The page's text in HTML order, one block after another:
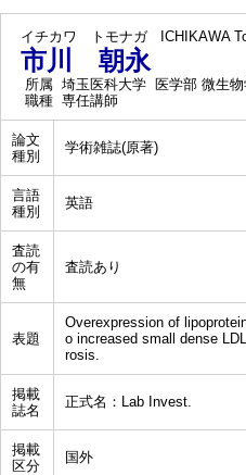
イチカワ トモナガ ICHIKAWA
市川 朝永
所属 埼玉医科大学 医学部 微生物
職種 専任講師
論文
種別
学術雑誌(原著)
言語
種別
英語
査読
の有
無
査読あり
表題
Overexpression of
o increased small dense
rosis.
掲載
誌名
正式名：Lab Invest.
掲載
区分
国外